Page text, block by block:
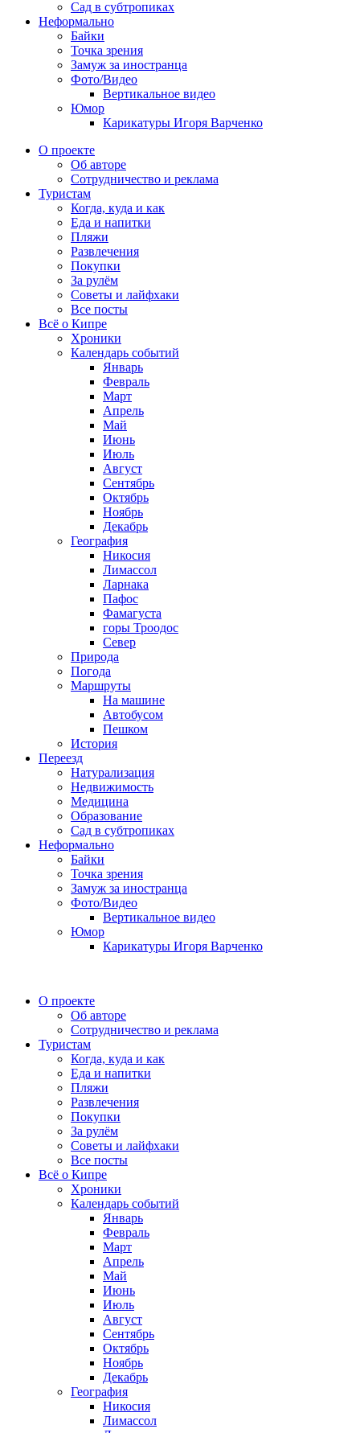
Сад в субтропиках
Неформально
Байки
Точка зрения
Замуж за иностранца
Фото/Видео
Вертикальное видео
Юмор
Карикатуры Игоря Варченко
О проекте
Об авторе
Сотрудничество и реклама
Туристам
Когда, куда и как
Еда и напитки
Пляжи
Развлечения
Покупки
За рулём
Советы и лайфхаки
Все посты
Всё о Кипре
Хроники
Календарь событий
Январь
Февраль
Март
Апрель
Май
Июнь
Июль
Август
Сентябрь
Октябрь
Ноябрь
Декабрь
География
Никосия
Лимассол
Ларнака
Пафос
Фамагуста
горы Троодос
Север
Природа
Погода
Маршруты
На машине
Автобусом
Пешком
История
Переезд
Натурализация
Недвижимость
Медицина
Образование
Сад в субтропиках
Неформально
Байки
Точка зрения
Замуж за иностранца
Фото/Видео
Вертикальное видео
Юмор
Карикатуры Игоря Варченко
О проекте
Об авторе
Сотрудничество и реклама
Туристам
Когда, куда и как
Еда и напитки
Пляжи
Развлечения
Покупки
За рулём
Советы и лайфхаки
Все посты
Всё о Кипре
Хроники
Календарь событий
Январь
Февраль
Март
Апрель
Май
Июнь
Июль
Август
Сентябрь
Октябрь
Ноябрь
Декабрь
География
Никосия
Лимассол